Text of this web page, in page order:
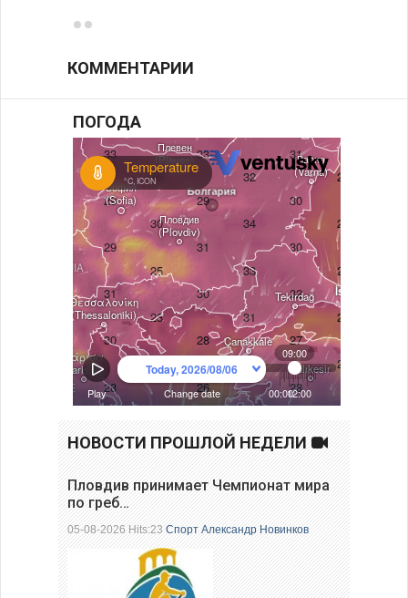
КОММЕНТАРИИ
ПОГОДА
НОВОСТИ ПРОШЛОЙ НЕДЕЛИ
Пловдив принимает Чемпионат мира
по греб…
05-08-2026 Hits:23Спорт Александр Новинков